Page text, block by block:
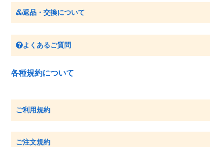
返品・交換について
よくあるご質問
各種規約について
ご利用規約
ご注文規約